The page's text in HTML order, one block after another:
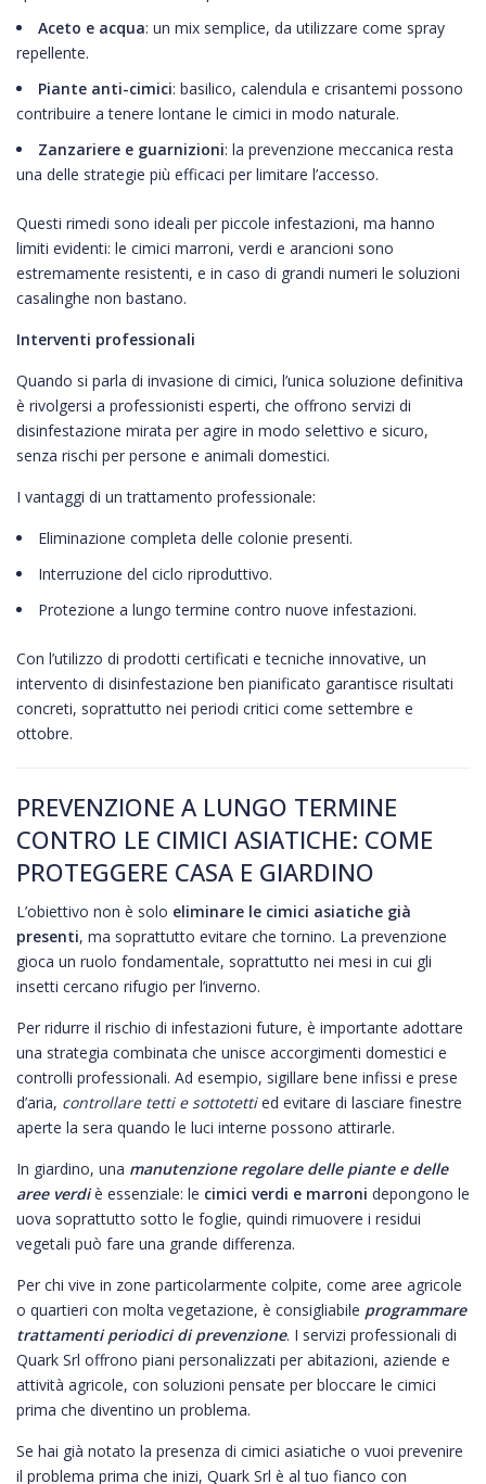
Aceto e acqua: un mix semplice, da utilizzare come spray
repellente.
Piante anti-cimici: basilico, calendula e crisantemi possono
contribuire a tenere lontane le cimici in modo naturale.
Zanzariere e guarnizioni: la prevenzione meccanica resta
una delle strategie più efficaci per limitare l’accesso.
Questi rimedi sono ideali per piccole infestazioni, ma hanno
limiti evidenti: le cimici marroni, verdi e arancioni sono
estremamente resistenti, e in caso di grandi numeri le soluzioni
casalinghe non bastano.
Interventi professionali
Quando si parla di invasione di cimici, l’unica soluzione definitiva
è rivolgersi a professionisti esperti, che offrono servizi di
disinfestazione mirata per agire in modo selettivo e sicuro,
senza rischi per persone e animali domestici.
I vantaggi di un trattamento professionale:
Eliminazione completa delle colonie presenti.
Interruzione del ciclo riproduttivo.
Protezione a lungo termine contro nuove infestazioni.
Con l’utilizzo di prodotti certificati e tecniche innovative, un
intervento di disinfestazione ben pianificato garantisce risultati
concreti, soprattutto nei periodi critici come settembre e
ottobre.
PREVENZIONE A LUNGO TERMINE
CONTRO LE CIMICI ASIATICHE: COME
PROTEGGERE CASA E GIARDINO
L’obiettivo non è solo eliminare le cimici asiatiche già
presenti, ma soprattutto evitare che tornino. La prevenzione
gioca un ruolo fondamentale, soprattutto nei mesi in cui gli
insetti cercano rifugio per l’inverno.
Per ridurre il rischio di infestazioni future, è importante adottare
una strategia combinata che unisce accorgimenti domestici e
controlli professionali. Ad esempio, sigillare bene infissi e prese
d’aria, controllare tetti e sottotettied evitare di lasciare finestre
aperte la sera quando le luci interne possono attirarle.
In giardino, una manutenzione regolare delle piante e delle
aree verdiè essenziale: le cimici verdi e marroni depongono le
uova soprattutto sotto le foglie, quindi rimuovere i residui
vegetali può fare una grande differenza.
Per chi vive in zone particolarmente colpite, come aree agricole
o quartieri con molta vegetazione, è consigliabile programmare
trattamenti periodici di prevenzione. I servizi professionali di
Quark Srl offrono piani personalizzati per abitazioni, aziende e
attività agricole, con soluzioni pensate per bloccare le cimici
prima che diventino un problema.
Se hai già notato la presenza di cimici asiatiche o vuoi prevenire
il problema prima che inizi, Quark Srl è al tuo fianco con